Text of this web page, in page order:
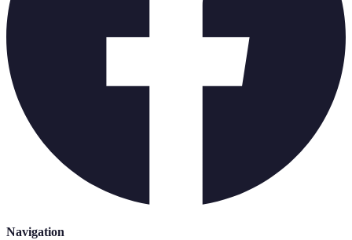
Navigation